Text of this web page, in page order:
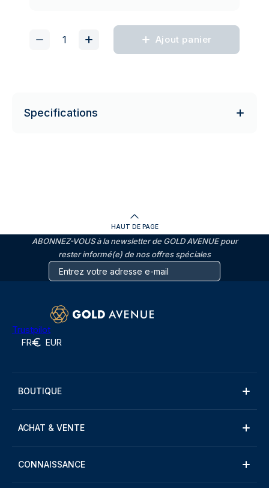
Ajout panier
Specifications
HAUT DE PAGE
ABONNEZ-VOUS à la newsletter de GOLD AVENUE pour
rester informé(e) de nos offres spéciales
Trustpilot
FR EUR
BOUTIQUE
ACHAT & VENTE
CONNAISSANCE